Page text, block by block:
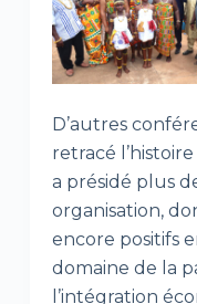
D’autres
retracé
a présidé plus
organisation,
encore positifs
domaine de la
l’intégration